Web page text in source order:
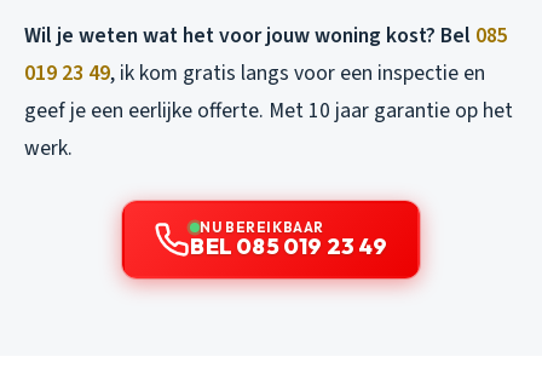
Wil je weten wat het voor jouw woning kost? Bel 085
019 23 49, ik kom gratis langs voor een inspectie en
geef je een eerlijke offerte. Met 10 jaar garantie op het
werk.
NU BEREIKBAAR
BEL 085 019 23 49